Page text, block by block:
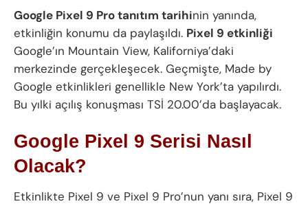
Google Pixel 9 Pro tanıtım tarihinin yanında,
etkinliğin konumu da paylaşıldı. Pixel 9 etkinliği
Google’ın Mountain View, Kaliforniya’daki
merkezinde gerçekleşecek. Geçmişte, Made by
Google etkinlikleri genellikle New York’ta yapılırdı.
Bu yılki açılış konuşması TSİ 20.00’da başlayacak.
Google Pixel 9 Serisi Nasıl
Olacak?
Etkinlikte Pixel 9 ve Pixel 9 Pro’nun yanı sıra, Pixel 9